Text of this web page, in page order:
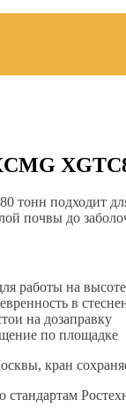
подходит
почвы до
работы на высоте
в
на дозаправку
по площадке
кран